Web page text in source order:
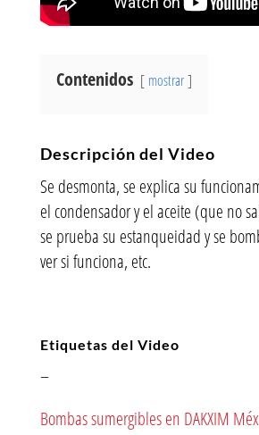
Contenidos mostrar
Descripción del Video
Se desmonta, se explica su
el condensador y el aceite (que no
se prueba su estanqueidad y se
ver si funciona, etc.
Etiquetas del Video
–
Bombas sumergibles en DAKXIM